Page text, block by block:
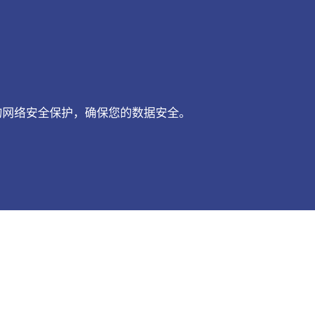
络安全保护，确保您的数据安全。